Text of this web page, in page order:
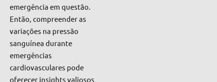
emergência em questão.
Então, compreender as
variações na pressão
sanguínea durante
emergências
cardiovasculares pode
oferecer insights valiosos